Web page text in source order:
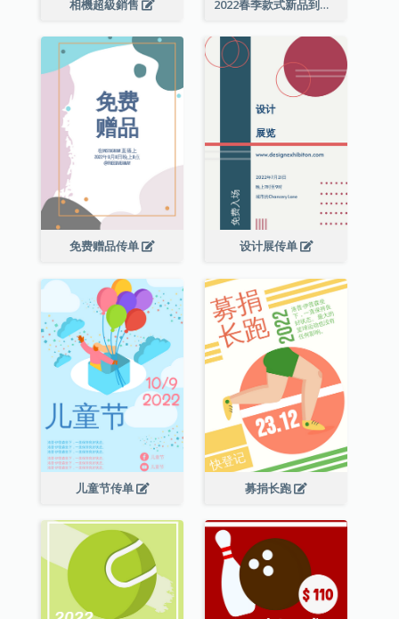
相機超級銷售 2022春季款式新品到店宣传单张
免费赠品传单 设计展传单
儿童节传单 募捐长跑